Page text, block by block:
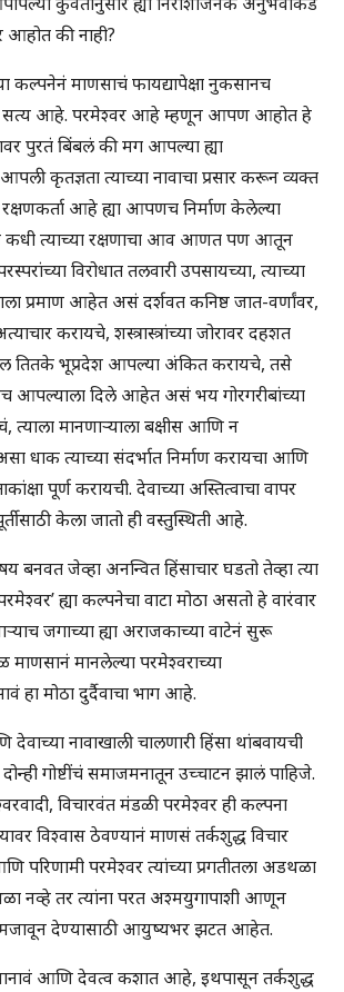
आहोत की नाही?
या कल्पनेनं माणसाचं फायद्यापेक्षा नुकसानच
आहे. परमेश्वर आहे म्हणून आपण आहोत हे
पुरतं बिंबलं की मग आपल्या ह्या
आपली कृतज्ञता त्याच्या नावाचा प्रसार करून व्यक्त
आहे ह्या आपणच निर्माण केलेल्या
कधी त्याच्या रक्षणाचा आव आणत पण आतून
विरोधात तलवारी उपसायच्या, त्याच्या
प्रमाण आहेत असं दर्शवत कनिष्ठ जात-वर्णांवर,
करायचे, शस्त्रास्त्रांच्या जोरावर दहशत
तितके भूप्रदेश आपल्या अंकित करायचे, तसे
आपल्याला दिले आहेत असं भय गोरगरीबांच्या
त्याला मानणाऱ्याला बक्षीस आणि न
धाक त्याच्या संदर्भात निर्माण करायचा आणि
पूर्ण करायची. देवाच्या अस्तित्वाचा वापर
केला जातो ही वस्तुस्थिती आहे.
बनवत जेव्हा अनन्वित हिंसाचार घडतो तेव्हा त्या
ह्या कल्पनेचा वाटा मोठा असतो हे वारंवार
जगाच्या ह्या अराजकाच्या वाटेनं सुरू
माणसानं मानलेल्या परमेश्वराच्या
हा मोठा दुर्दैवाचा भाग आहे.
देवाच्या नावाखाली चालणारी हिंसा थांबवायची
गोष्टींचं समाजमनातून उच्चाटन झालं पाहिजे.
विचारवंत मंडळी परमेश्वर ही कल्पना
विश्वास ठेवण्यानं माणसं तर्कशुद्ध विचार
परिणामी परमेश्वर त्यांच्या प्रगतीतला अडथळा
नव्हे तर त्यांना परत अश्मयुगापाशी आणून
देण्यासाठी आयुष्यभर झटत आहेत.
आणि देवत्व कशात आहे, इथपासून तर्कशुद्ध